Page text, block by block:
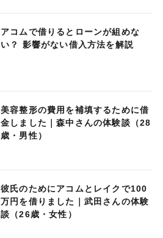
アコムで借りるとローンが組めな
い？ 影響がない借入方法を解説
美容整形の費用を補填するために借
金しました｜森中さんの体験談（28
歳・男性）
彼氏のためにアコムとレイクで100
万円を借りました｜武田さんの体験
談（26歳・女性）